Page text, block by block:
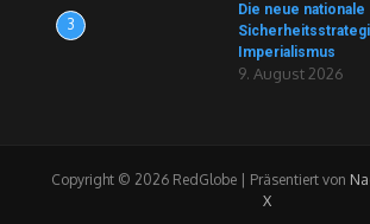
3
Die neue nationale
Imperialismus
9. August 2026
Copyright © 2026 RedGlobe | Präsentiert von
X